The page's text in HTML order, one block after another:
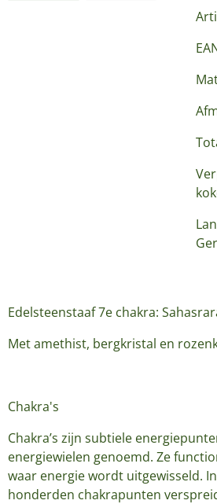
Edelsteenstaaf 7e chakra:
Met amethist, bergkristal en
Chakra's
Chakra’s zijn subtiele
energiewielen genoemd. Ze
waar energie wordt uitgewisseld.
honderden chakrapunten